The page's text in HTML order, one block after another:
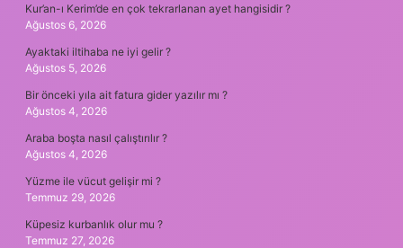
Kur’an-ı Kerim’de en çok tekrarlanan ayet hangisidir ?
Ağustos 6, 2026
Ayaktaki iltihaba ne iyi gelir ?
Ağustos 5, 2026
Bir önceki yıla ait fatura gider yazılır mı ?
Ağustos 4, 2026
Araba boşta nasıl çalıştırılır ?
Ağustos 4, 2026
Yüzme ile vücut gelişir mi ?
Temmuz 29, 2026
Küpesiz kurbanlık olur mu ?
Temmuz 27, 2026